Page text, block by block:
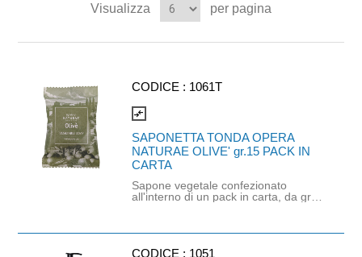
Visualizza per pagina
CODICE : 1061T
compare_arrows
SAPONETTA TONDA OPERA
NATURAE OLIVE' gr.15 PACK IN
CARTA
Sapone vegetale confezionato
all'interno di un pack in carta, da gr.
olio d'oliva. Dal profumo delicato,
ammorbidisce la pelle dando una
CODICE : 1051